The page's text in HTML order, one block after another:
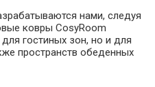
нами, следуя
ковры СosyRoom
гостиных зон, но и для
пространств обеденных